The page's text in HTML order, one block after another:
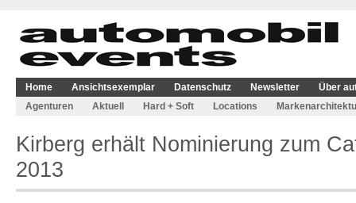
Home Ansichtsexemplar Datenschutz Newsletter
Über
Agenturen
Aktuell Hard + Soft Locations
Kirberg erhält Nominierung zum
2013